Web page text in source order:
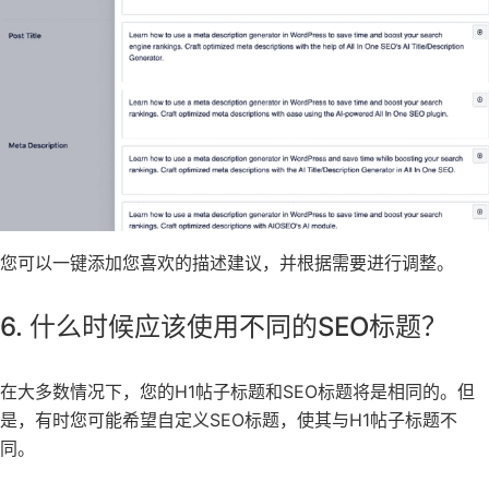
您可以一键添加您喜欢的描述建议，并根据需要进行调整。
6. 什么时候应该使用不同的SEO标题？
在大多数情况下，您的H1帖子标题和SEO标题将是相同的。但
是，有时您可能希望自定义SEO标题，使其与H1帖子标题不
同。